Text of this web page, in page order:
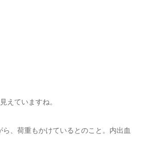
えていますね。
ら、荷重もかけているとのこと。内出血